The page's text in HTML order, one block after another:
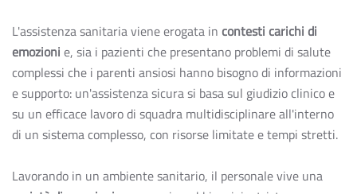
L'assistenza sanitaria viene erogata in contesti carichi di
emozioni e, sia i pazienti che presentano problemi di salute
complessi che i parenti ansiosi hanno bisogno di informazioni
e supporto: un'assistenza sicura si basa sul giudizio clinico e
su un efficace lavoro di squadra multidisciplinare all'interno
di un sistema complesso, con risorse limitate e tempi stretti.
Lavorando in un ambiente sanitario, il personale vive una